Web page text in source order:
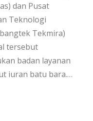
dan Pusat
Teknologi
Tekmira)
tersebut
badan layanan
iuran batu bara.…